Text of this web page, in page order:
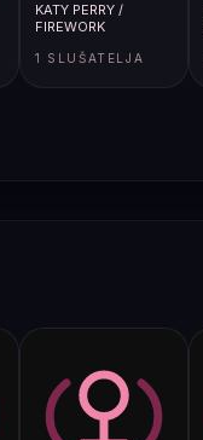
KATY PERRY /
FIREWORK
1 SLUŠATELJA